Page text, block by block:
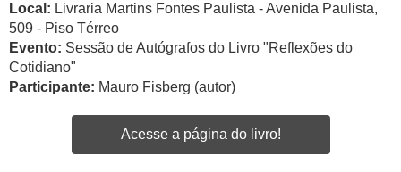
Local: Livraria Martins Fontes Paulista - Avenida Paulista,
509 - Piso Térreo
Evento: Sessão de Autógrafos do Livro "Reflexões do
Cotidiano"
Participante: Mauro Fisberg (autor)
Acesse a página do livro!